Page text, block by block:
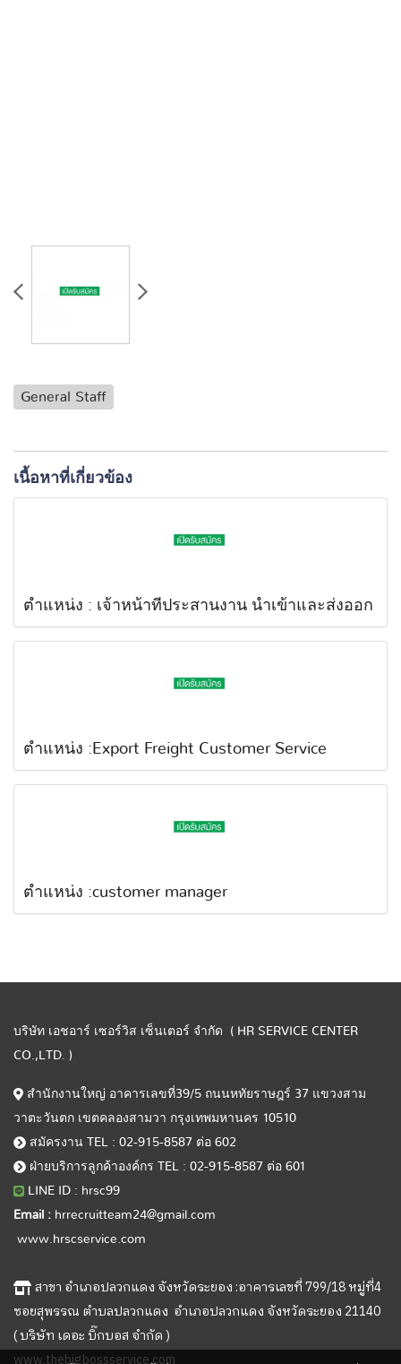
General Staff
เนื้อหาที่เกี่ยวข้อง
ตำแหน่ง : เจ้าหน้าที่ประสานงาน นำเข้าและส่งออก
ตำแหน่ง :Export Freight Customer Service
ตำแหน่ง :customer manager
บริษัท เอชอาร์ เซอร์วิส เซ็นเตอร์ จำกัด ( HR SERVICE CENTER
CO.,LTD. )
สำนักงานใหญ่ อาคารเลขที่39/5 ถนนหทัยราษฎร์ 37 แขวงสาม
วาตะวันตก เขตคลองสามวา กรุงเทพมหานคร 10510
สมัครงาน TEL : 02-915-8587 ต่อ 602
ฝ่ายบริการลูกค้าองค์กร TEL : 02-915-8587 ต่อ 601
LINE ID : hrsc99
Email : hrrecruitteam24@gmail.com
www.hrscservice.com
สาขา อำเภอปลวกแดง จังหวัดระยอง :อาคารเลขที่ 799/18 หมู่ที่4
ซอยสุพรรณ ตำบลปลวกแดง อำเภอปลวกแดง จังหวัดระยอง 21140
( บริษัท เดอะ บิ๊กบอส จำกัด )
www.thebigbossservice.com